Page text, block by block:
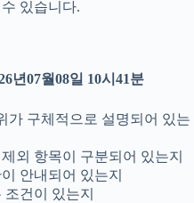
있습니다.
년07월08일 10시41분
가 구체적으로 설명되어 있는
외 항목이 구분되어 있는지
안내되어 있는지
건이 있는지